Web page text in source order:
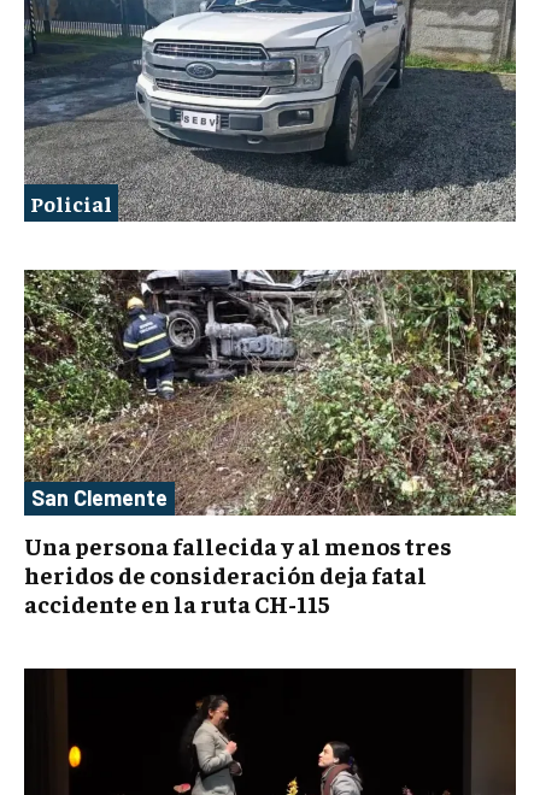
Policial
San Clemente
Una persona fallecida y al menos tres
heridos de consideración deja fatal
accidente en la ruta CH-115